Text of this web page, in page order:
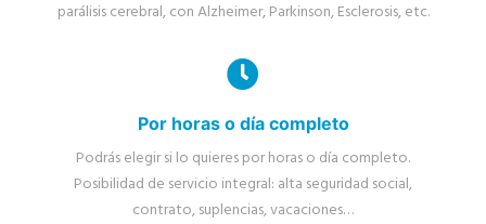
parálisis cerebral, con Alzheimer, Parkinson, Esclerosis, etc.
Por horas o día completo
Podrás elegir si lo quieres por horas o día completo.
Posibilidad de servicio integral: alta seguridad social,
contrato, suplencias, vacaciones…